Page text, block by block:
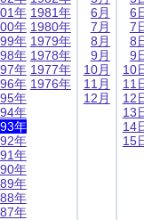
年
年
年
年
年
年
年
年
年
年
年
年
年
年
年
1981年
1980年
1979年
1978年
1977年
1976年
6月
7月
8月
9月
10月
11月
12月
6
7
8
9
10
11
12
13
14
15